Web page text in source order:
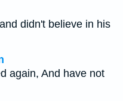
didn't believe in his
again, And have not